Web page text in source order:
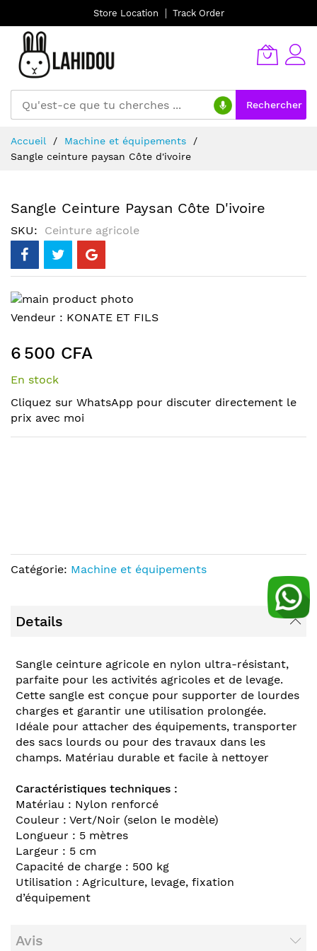
Store Location Track Order
Rechercher
au
contenu
Accueil
Machine et équipements
Sangle ceinture paysan Côte d'ivoire
Sangle Ceinture Paysan Côte D'ivoire
SKU Ceinture agricole
Skip
to
end
of
the
gallery
Skip
the
beginning
of
images
gallery
Vendeur : KONATE ET FILS
6 500 CFA
En stock
Cliquez sur WhatsApp pour discuter directement le
prix avec moi
Catégorie: Machine et équipements
Details
Sangle ceinture agricole en nylon ultra-résistant,
parfaite pour les activités agricoles et de levage.
Cette sangle est conçue pour supporter de lourdes
charges et garantir une utilisation prolongée.
Idéale pour attacher des équipements, transporter
des sacs lourds ou pour des travaux dans les
champs. Matériau durable et facile à nettoyer
Caractéristiques techniques :
Matériau : Nylon renforcé
Couleur : Vert/Noir (selon le modèle)
Longueur : 5 mètres
Largeur : 5 cm
Capacité de charge : 500 kg
Utilisation : Agriculture, levage, fixation
d’équipement
Avis